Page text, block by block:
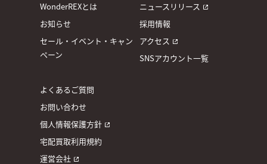
WonderREXとは
お知らせ
セール・イベント・キャン
ペーン
ニュースリリース
採用情報
アクセス
SNSアカウント一覧
よくあるご質問
お問い合わせ
個人情報保護方針
宅配買取利用規約
運営会社